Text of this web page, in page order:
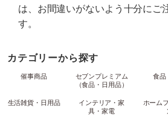
は、お間違いがないよう十分にご
す。
カテゴリーから探す
催事商品
セブンプレミアム
（食品・日用品）
食品
生活雑貨・日用品
インテリア・家
具・家電
ホーム